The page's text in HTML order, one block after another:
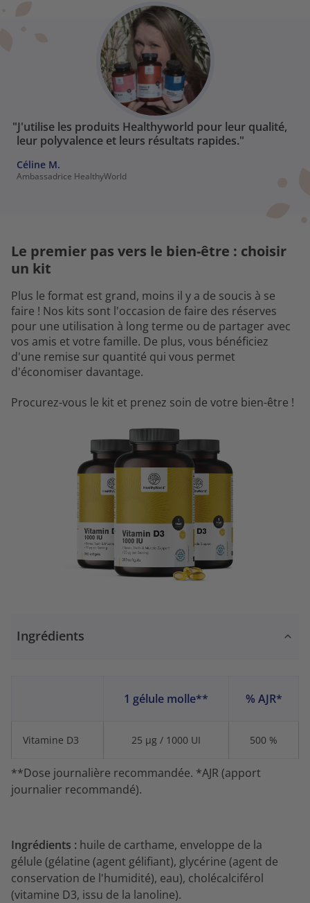
"J'utilise les produits Healthyworld pour leur qualité,
leur polyvalence et leurs résultats rapides."
Céline M.
Ambassadrice HealthyWorld
Le premier pas vers le bien-être : choisir
un kit
Plus le format est grand, moins il y a de soucis à se
faire ! Nos kits sont l'occasion de faire des réserves
pour une utilisation à long terme ou de partager avec
vos amis et votre famille. De plus, vous bénéficiez
d'une remise sur quantité qui vous permet
d'économiser davantage.
Procurez-vous le kit et prenez soin de votre bien-être !
Ingrédients
1 gélule molle** % AJR*
Vitamine D3 25 µg / 1000 UI 500 %
**Dose journalière recommandée. *AJR (apport
journalier recommandé).
Ingrédients : huile de carthame, enveloppe de la
gélule (gélatine (agent gélifiant), glycérine (agent de
conservation de l'humidité), eau), cholécalciférol
(vitamine D3, issu de la lanoline).